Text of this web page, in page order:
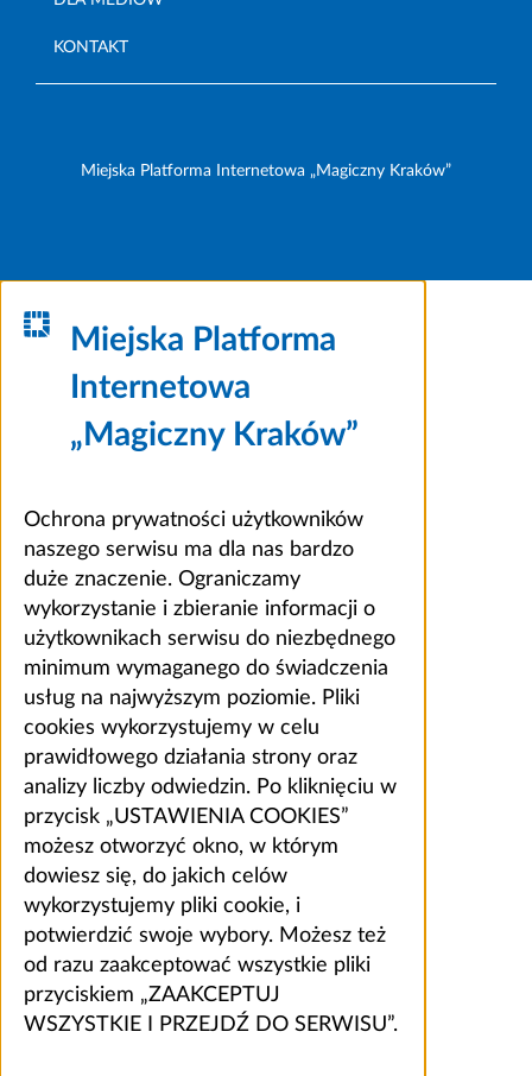
KONTAKT
Miejska Platforma Internetowa „Magiczny Kraków”
Miejska Platforma
Internetowa
„Magiczny Kraków”
Ochrona prywatności użytkowników
naszego serwisu ma dla nas bardzo
duże znaczenie. Ograniczamy
wykorzystanie i zbieranie informacji o
użytkownikach serwisu do niezbędnego
minimum wymaganego do świadczenia
usług na najwyższym poziomie. Pliki
cookies wykorzystujemy w celu
prawidłowego działania strony oraz
analizy liczby odwiedzin. Po kliknięciu w
przycisk „USTAWIENIA COOKIES”
możesz otworzyć okno, w którym
dowiesz się, do jakich celów
wykorzystujemy pliki cookie, i
potwierdzić swoje wybory. Możesz też
od razu zaakceptować wszystkie pliki
przyciskiem „ZAAKCEPTUJ
WSZYSTKIE I PRZEJDŹ DO SERWISU”.